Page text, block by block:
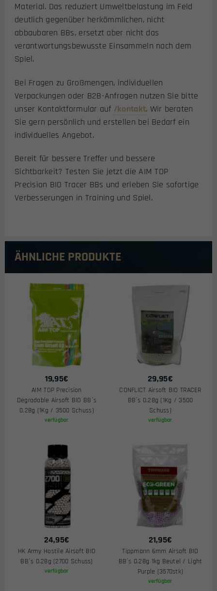
Material. Das reduziert Umweltbelastung im Feld
deutlich gegenüber herkömmlichen, nicht
abbaubaren BBs, ersetzt aber nicht das
verantwortungsbewusste Einsammeln nach dem
Spiel.
Bei Fragen zu Großmengen, individuellen
Verpackungen oder B2B-Anfragen nutzen Sie bitte
unser Kontaktformular auf /kontakt. Wir beraten
Sie gern persönlich und erstellen bei Bedarf ein
individuelles Angebot.
Bereit für bessere Treffer und bessere
Sichtbarkeit? Testen Sie jetzt die AIM TOP
Precision BIO Tracer BBs und erleben Sie sofortige
Verbesserungen in Training und Spiel.
ÄHNLICHE PRODUKTE
19,95€
AIM TOP Precision
Degradable Airsoft BIO BB´s
0.28g (1Kg / 3500 Schuss)
verfügbar
29,95€
CONFLICT Airsoft BIO TRACER
BB´s 0.28g (1Kg / 3500
Schuss)
verfügbar
24,95€
HK Army Hostile Airsoft BIO
BB´s 0.28g (2700 Schuss)
verfügbar
21,95€
Tippmann 6mm Airsoft BIO
BB´s 0.28g 1kg Beutel / Light
Purple (3570stk)
verfügbar